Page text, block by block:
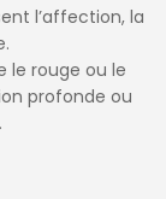
l’affection, la
le rouge ou le
profonde ou